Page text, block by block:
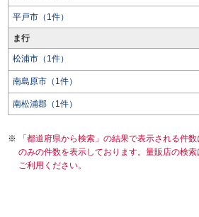
平戸市（1件）
ま行
松浦市（1件）
南島原市（1件）
南松浦郡（1件）
「都道府県から検索」の結果で表示される件
のみの件数を表示しております。量販店の検
ご利用ください。